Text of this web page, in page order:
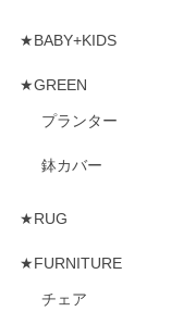
★BABY+KIDS
★GREEN
プランター
鉢カバー
★RUG
★FURNITURE
チェア